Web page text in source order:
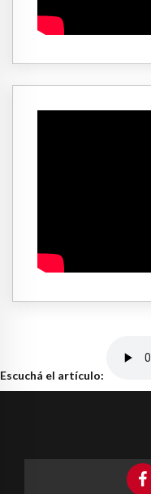
Escuchá el artículo: